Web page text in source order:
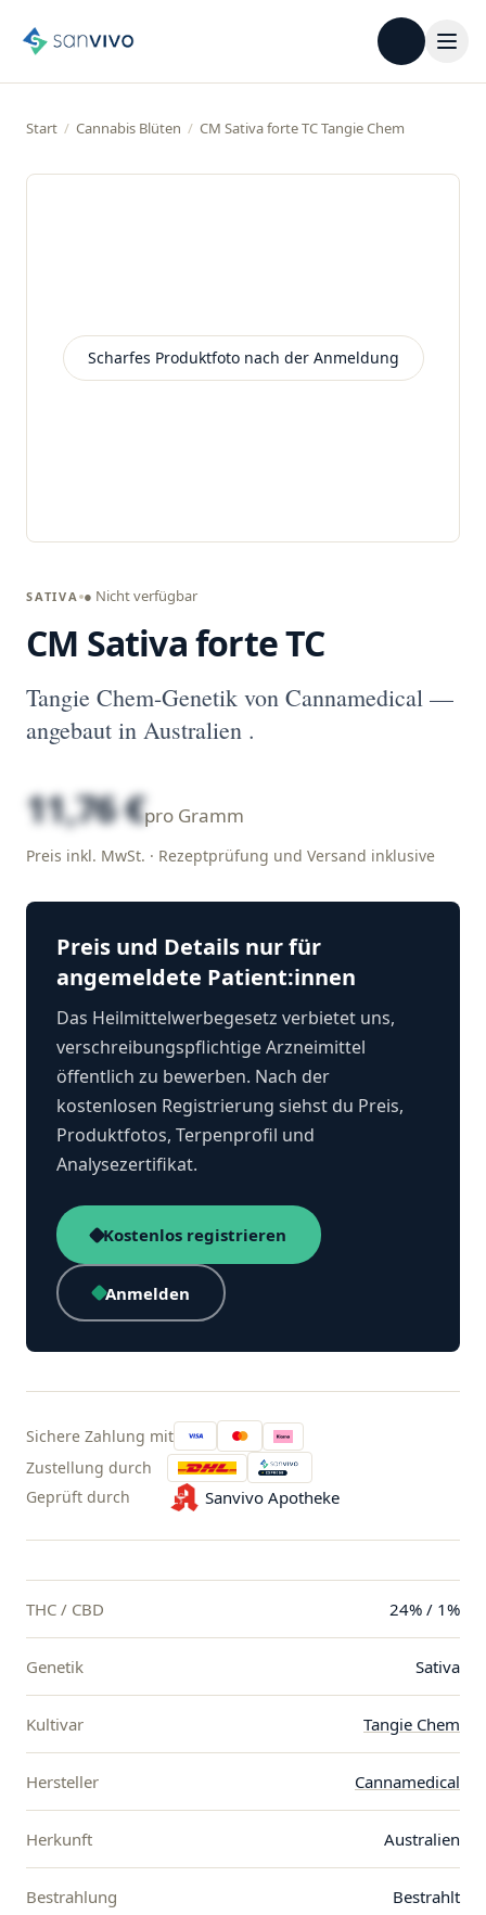
Start / Cannabis Blüten / CM Sativa forte TC Tangie Chem
Scharfes Produktfoto nach der Anmeldung
SATIVA ● Nicht verfügbar
CM Sativa forte TC
Tangie Chem-Genetik von Cannamedical —
angebaut in Australien .
11,76 €pro Gramm
Preis inkl. MwSt. · Rezeptprüfung und Versand inklusive
Preis und Details nur für
angemeldete Patient:innen
Das Heilmittelwerbegesetz verbietet uns,
verschreibungspflichtige Arzneimittel
öffentlich zu bewerben. Nach der
kostenlosen Registrierung siehst du Preis,
Produktfotos, Terpenprofil und
Analysezertifikat.
Kostenlos registrieren
Anmelden
Sichere Zahlung mit
Zustellung durch
Geprüft durch
Sanvivo Apotheke
THC / CBD 24% / 1%
Genetik Sativa
Kultivar Tangie Chem
Hersteller Cannamedical
Herkunft Australien
Bestrahlung Bestrahlt